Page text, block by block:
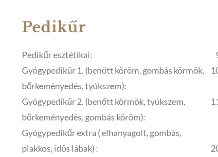
Pedikűr
Pedikűr esztétikai:
Gyógypedikűr 1. (benőtt köröm, gombás körmök,
bőrkeményedés, tyúkszem):
Gyógypedikűr 2. (benőtt körmök, tyúkszem,
bőrkeményedés, gombás köröm):
Gyógypedikűr extra ( elhanyagolt, gombás,
plakkos, idős lábak) :